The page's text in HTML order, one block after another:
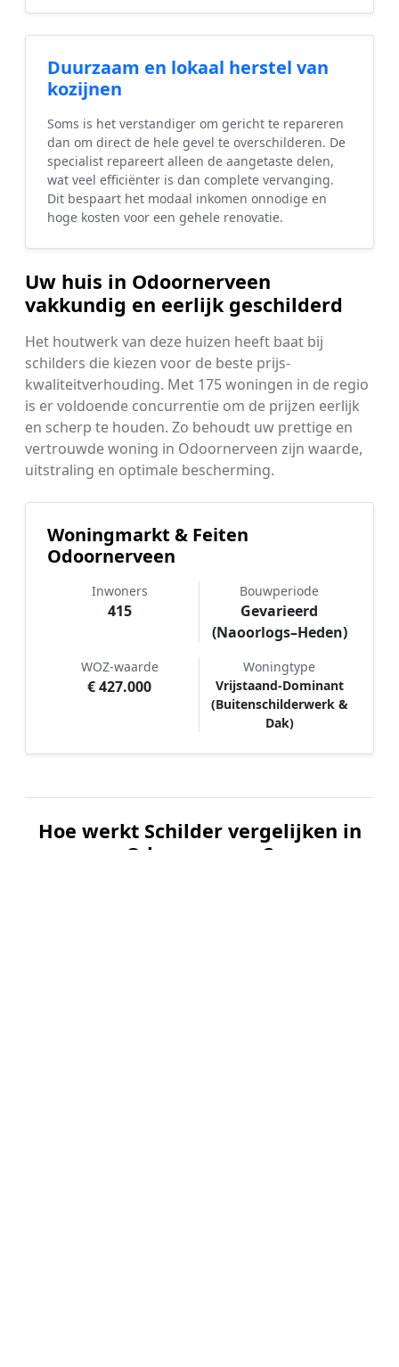
Duurzaam en lokaal herstel van
kozijnen
Soms is het verstandiger om gericht te repareren
dan om direct de hele gevel te overschilderen. De
specialist repareert alleen de aangetaste delen,
wat veel efficiënter is dan complete vervanging.
Dit bespaart het modaal inkomen onnodige en
hoge kosten voor een gehele renovatie.
Uw huis in Odoornerveen
vakkundig en eerlijk geschilderd
Het houtwerk van deze huizen heeft baat bij
schilders die kiezen voor de beste prijs-
kwaliteitverhouding. Met 175 woningen in de regio
is er voldoende concurrentie om de prijzen eerlijk
en scherp te houden. Zo behoudt uw prettige en
vertrouwde woning in Odoornerveen zijn waarde,
uitstraling en optimale bescherming.
Woningmarkt & Feiten
Odoornerveen
Inwoners
415
Bouwperiode
Gevarieerd
(Naoorlogs–Heden)
WOZ-waarde
€ 427.000
Woningtype
Vrijstaand-Dominant
(Buitenschilderwerk &
Dak)
Hoe werkt Schilder vergelijken in
Odoornerveen?